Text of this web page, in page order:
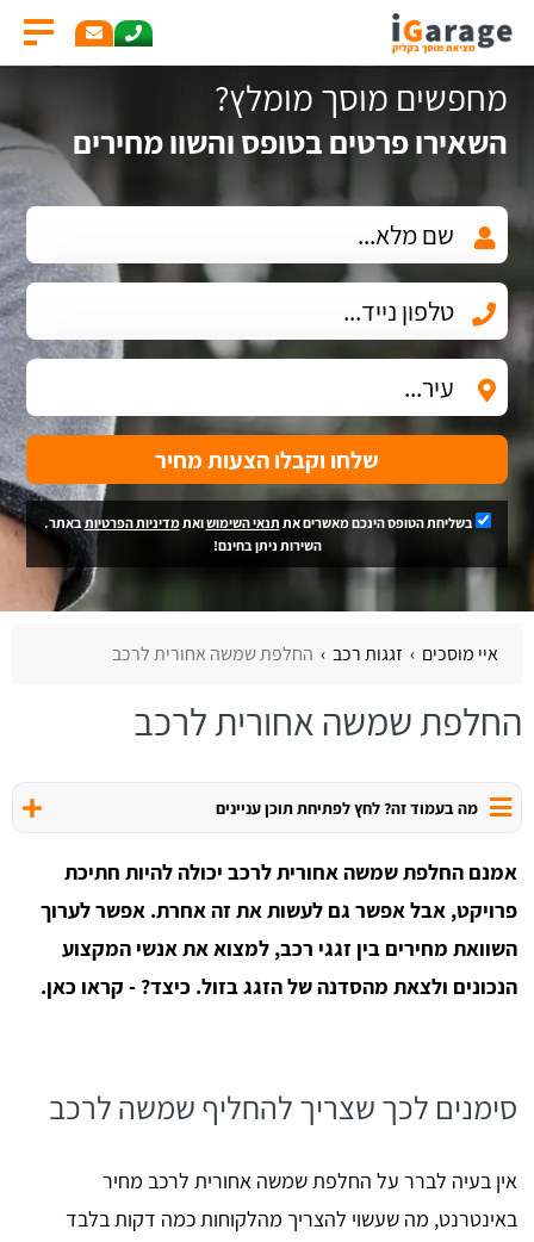
מחפשים מוסך מומלץ?
השאירו פרטים בטופס והשוו מחירים
שלחו וקבלו הצעות מחיר
בשליחת הטופס הינכם מאשרים את תנאי השימושואתמדיניות הפרטיותבאתר.
השירות ניתן בחינם!
איי מוסכים זגגות רכב החלפת שמשה אחורית לרכב
החלפת שמשה אחורית לרכב
מה בעמוד זה? לחץ לפתיחת תוכן עניינים
אמנם החלפת שמשה אחורית לרכב יכולה להיות חתיכת
פרויקט, אבל אפשר גם לעשות את זה אחרת. אפשר לערוך
השוואת מחירים בין זגגי רכב, למצוא את אנשי המקצוע
הנכונים ולצאת מהסדנה של הזגג בזול. כיצד? - קראו כאן.
סימנים לכך שצריך להחליף שמשה לרכב
אין בעיה לברר על החלפת שמשה אחורית לרכב מחיר
באינטרנט, מה שעשוי להצריך מהלקוחות כמה דקות בלבד